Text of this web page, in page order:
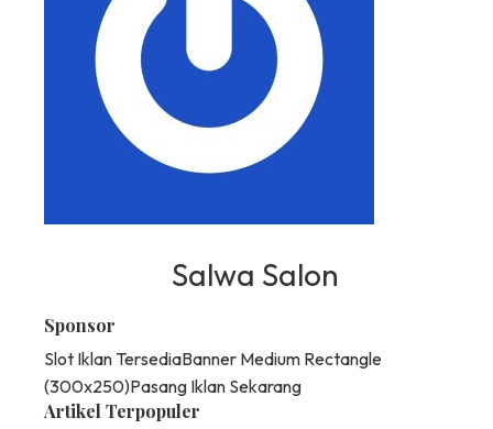
Salwa Salon
Sponsor
Slot Iklan TersediaBanner Medium Rectangle
(300x250)Pasang Iklan Sekarang
Artikel Terpopuler